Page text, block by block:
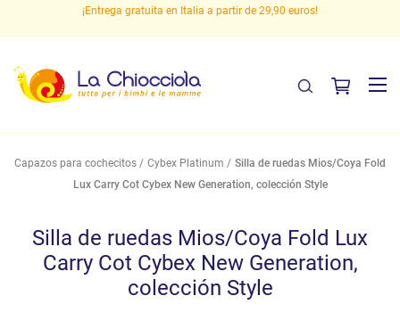
¡Entrega gratuita en Italia a partir de 29,90 euros!
Capazos para cochecitos Cybex Platinum
Silla de ruedas Mios/Coya Fold
Lux Carry Cot Cybex New Generation, colección Style
Silla de ruedas Mios/Coya Fold Lux
Carry Cot Cybex New Generation,
colección Style